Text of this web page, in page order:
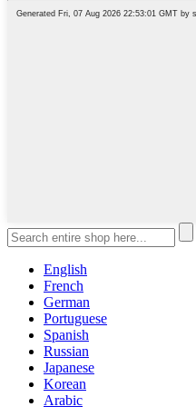
English
French
German
Portuguese
Spanish
Russian
Japanese
Korean
Arabic